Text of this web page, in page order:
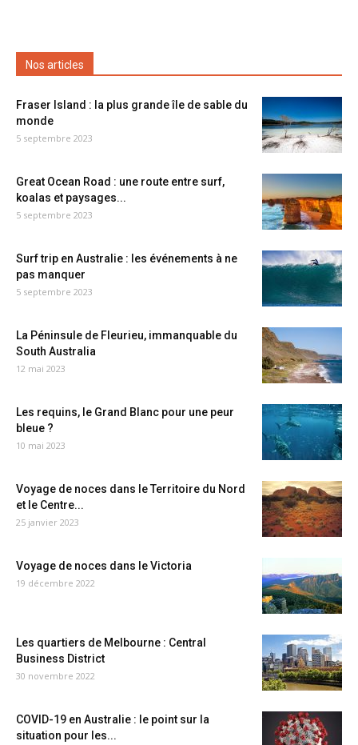
Nos articles
Fraser Island : la plus grande île de sable du
monde
5 septembre 2023
Great Ocean Road : une route entre surf,
koalas et paysages...
5 septembre 2023
Surf trip en Australie : les événements à ne
pas manquer
5 septembre 2023
La Péninsule de Fleurieu, immanquable du
South Australia
12 mai 2023
Les requins, le Grand Blanc pour une peur
bleue ?
10 mai 2023
Voyage de noces dans le Territoire du Nord
et le Centre...
25 janvier 2023
Voyage de noces dans le Victoria
19 décembre 2022
Les quartiers de Melbourne : Central
Business District
30 novembre 2022
COVID-19 en Australie : le point sur la
situation pour les...